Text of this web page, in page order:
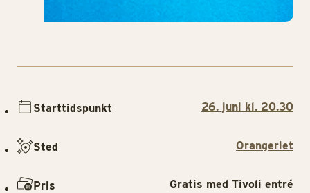
Starttidspunkt 26. juni kl. 20.30
Sted Orangeriet
Pris Gratis med Tivoli entré